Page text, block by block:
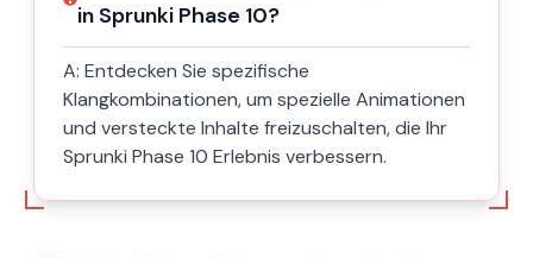
in Sprunki Phase 10?
A: Entdecken Sie spezifische
Klangkombinationen, um spezielle Animationen
und versteckte Inhalte freizuschalten, die Ihr
Sprunki Phase 10 Erlebnis verbessern.